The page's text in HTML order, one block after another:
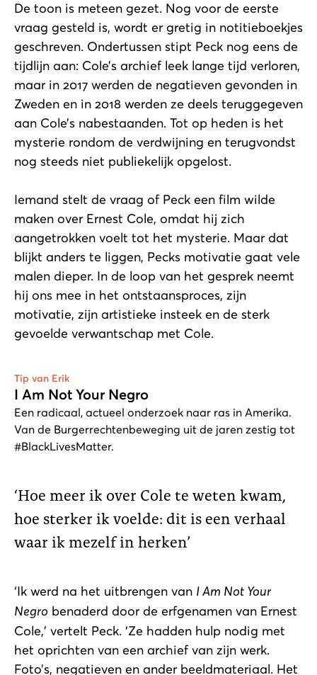
De toon is meteen gezet. Nog voor de eerste
vraag gesteld is, wordt er gretig in notitieboekjes
geschreven. Ondertussen stipt Peck nog eens de
tijdlijn aan: Cole’s archief leek lange tijd verloren,
maar in 2017 werden de negatieven gevonden in
Zweden en in 2018 werden ze deels teruggegeven
aan Cole’s nabestaanden. Tot op heden is het
mysterie rondom de verdwijning en terugvondst
nog steeds niet publiekelijk opgelost.
Iemand stelt de vraag of Peck een film wilde
maken over Ernest Cole, omdat hij zich
aangetrokken voelt tot het mysterie. Maar dat
blijkt anders te liggen, Pecks motivatie gaat vele
malen dieper. In de loop van het gesprek neemt
hij ons mee in het ontstaansproces, zijn
motivatie, zijn artistieke insteek en de sterk
gevoelde verwantschap met Cole.
Tip van Erik
I Am Not Your Negro
Een radicaal, actueel onderzoek naar ras in Amerika.
Van de Burgerrechtenbeweging uit de jaren zestig tot
#BlackLivesMatter.
Hoe meer ik over Cole te weten kwam,
hoe sterker ik voelde: dit is een verhaal
waar ik mezelf in herken
‘Ik werd na het uitbrengen van I Am Not Your
Negro benaderd door de erfgenamen van Ernest
Cole,’ vertelt Peck. ‘Ze hadden hulp nodig met
het oprichten van een archief van zijn werk.
Foto’s, negatieven en ander beeldmateriaal. Het